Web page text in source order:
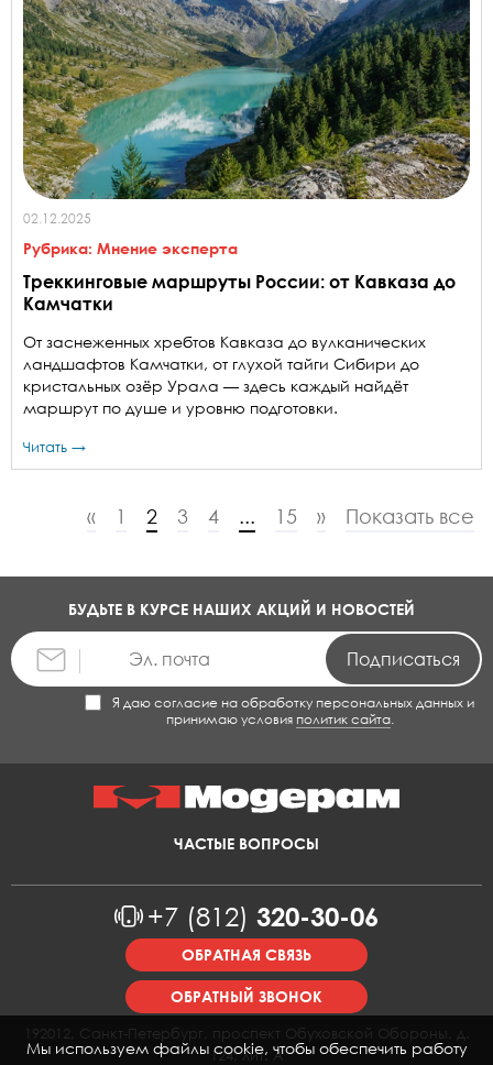
02.12.2025
Рубрика: Мнение эксперта
Треккинговые маршруты России: от Кавказа до
Камчатки
От заснеженных хребтов Кавказа до вулканических
ландшафтов Камчатки, от глухой тайги Сибири до
кристальных озёр Урала — здесь каждый найдёт
маршрут по душе и уровню подготовки.
Читать →
« 1 2 3 4 ... 15 » Показать все
БУДЬТЕ В КУРСЕ НАШИХ АКЦИЙ И НОВОСТЕЙ
Я даю согласие на обработку персональных данных и
принимаю условия политик сайта.
ЧАСТЫЕ ВОПРОСЫ
+7 (812) 320-30-06
ОБРАТНАЯ СВЯЗЬ
ОБРАТНЫЙ ЗВОНОК
192012, Санкт-Петербург, проспект Обуховской Обороны, д.
124, лит. А
Мы используем файлы cookie, чтобы обеспечить работу